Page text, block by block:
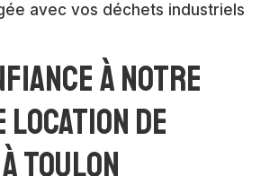
avec vos déchets industriels
à notre
location de
Toulon